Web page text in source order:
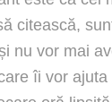
citească,
nu vor mai
îi vor ajuta